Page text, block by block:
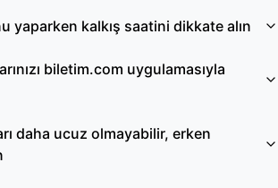
yaparken kalkış saatini dikkate alın
biletim.com uygulamasıyla
daha ucuz olmayabilir, erken